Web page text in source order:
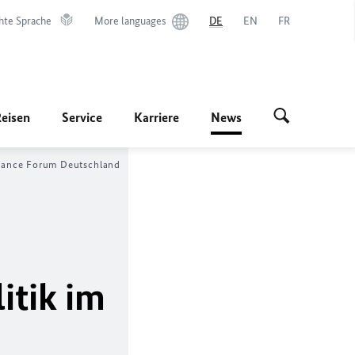
Sprache More languages DE EN FR
Service Karriere News
Forum Deutschland
im